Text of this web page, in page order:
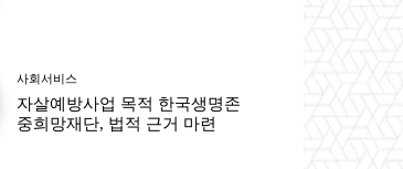
사회서비스
자살예방사업 목적 한국생명존
중희망재단, 법적 근거 마련